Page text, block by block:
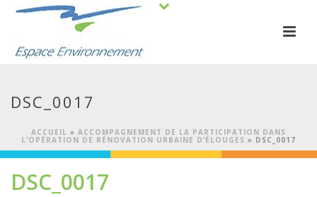
DSC_0017
ACCUEIL » ACCOMPAGNEMENT DE LA PARTICIPATION DANS
L’OPÉRATION DE RÉNOVATION URBAINE D’ÉLOUGES » DSC_0017
DSC_0017